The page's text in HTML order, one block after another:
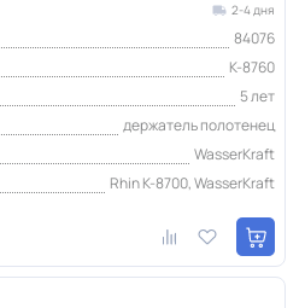
2-4 дня
84076
K-8760
5 лет
держатель полотенец
WasserKraft
Rhin K-8700, WasserKraft